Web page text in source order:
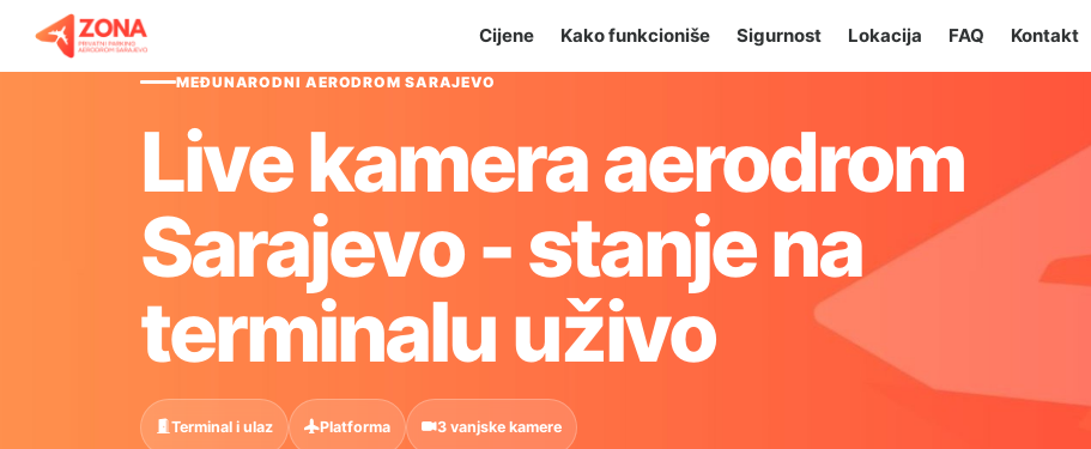
Cijene Kako funkcioniše Sigurnost Lokacija FAQ Kontakt
MEĐUNARODNI AERODROM SARAJEVO
Live kamera aerodrom
Sarajevo - stanje na
terminalu uživo
Terminal i ulaz Platforma 3 vanjske kamere